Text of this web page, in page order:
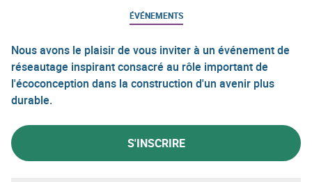
ÉVÉNEMENTS
Nous avons le plaisir de vous inviter à un événement de
réseautage inspirant consacré au rôle important de
l'écoconception dans la construction d'un avenir plus
durable.
S'INSCRIRE